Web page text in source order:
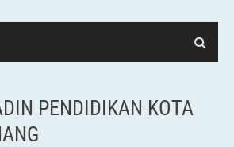
PENDIDIKAN KOTA